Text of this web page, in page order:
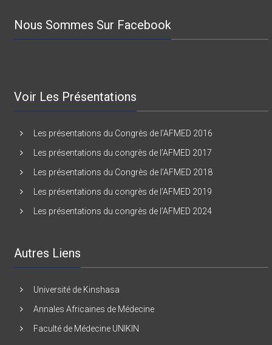
Nous Sommes Sur Facebook
Voir Les Présentations
Les présentations du Congrès de l’AFMED 2016
Les présentations du congrès de l’AFMED 2017
Les présentations du Congrès de l’AFMED 2018
Les présentations du congrès de l’AFMED 2019
Les présentations du congrès de l’AFMED 2024
Autres Liens
Université de Kinshasa
Annales Africaines de Médecine
Faculté de Médecine UNIKIN